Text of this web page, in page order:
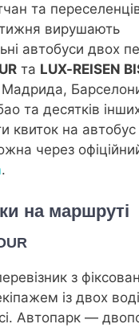
та
вирушають
автобуси двох
та LUX-REISEN
та десятків
квиток на автобус
через
.
на маршруті
з
із двох
Автопарк —